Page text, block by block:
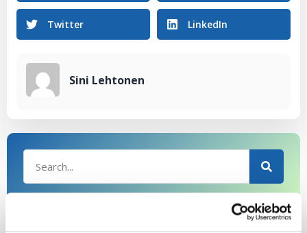
Twitter LinkedIn
Sini Lehtonen